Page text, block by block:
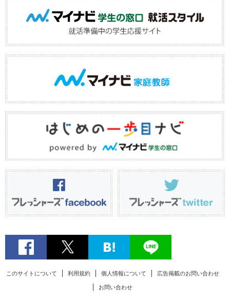
このサイトについて 利用規約 個人情報について 広告掲載のお問い合わせ
お問い合わせ